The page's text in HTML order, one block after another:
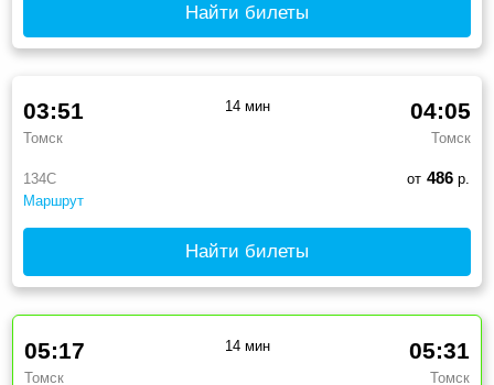
Найти билеты
134С
Маршрут
03:51
Томск
04:05
Томск
14 мин
от 486р.
Найти билеты
05:17
Томск
05:31
Томск
14 мин